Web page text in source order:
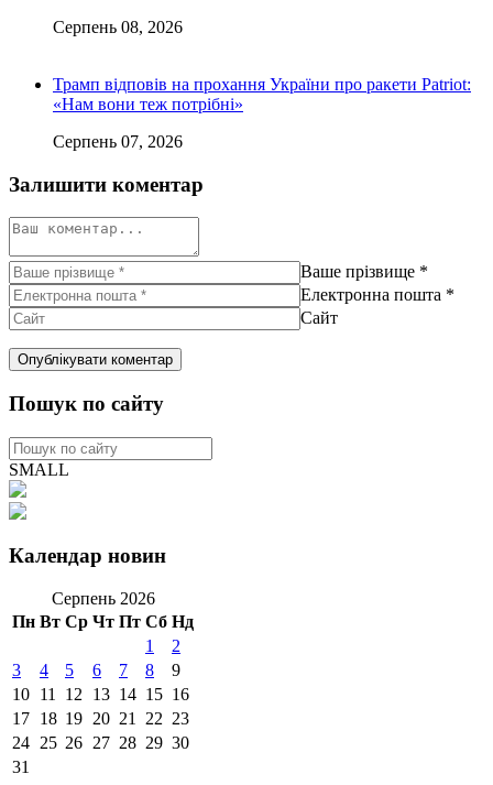
Серпень 08, 2026
Трамп відповів на прохання України про ракети Patriot:
«Нам вони теж потрібні»
Серпень 07, 2026
Залишити коментар
Ваше прізвище *
Електронна пошта *
Сайт
Пошук по сайту
SMALL
Календар новин
Серпень 2026
Пн Вт Ср Чт Пт Сб Нд
1
2
3
4 5 6 7 8
9
10 11 12 13 14 15 16
17 18 19 20 21 22 23
24 25 26 27 28 29 30
31